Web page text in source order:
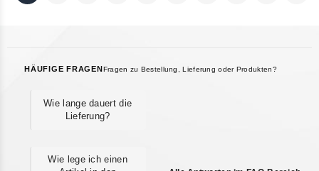
HÄUFIGE FRAGEN Fragen zu Bestellung, Lieferung oder Produkten?
Wie lange dauert die
Lieferung?
Wie lege ich einen